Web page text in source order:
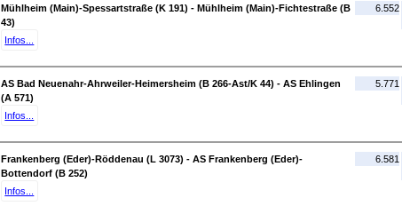
Mühlheim (Main)-Spessartstraße (K 191) - Mühlheim (Main)-Fichtestraße (B
43)
Infos...
6.552
AS Bad Neuenahr-Ahrweiler-Heimersheim (B 266-Ast/K 44) - AS Ehlingen
(A 571)
Infos...
5.771
Frankenberg (Eder)-Röddenau (L 3073) - AS Frankenberg (Eder)-
Bottendorf (B 252)
Infos...
6.581